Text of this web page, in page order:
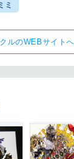
ミ
ルのWEBサイトへ